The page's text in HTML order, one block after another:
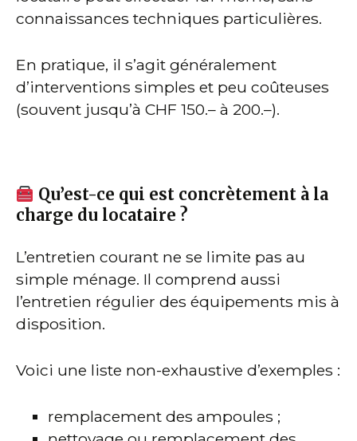
connaissances techniques particulières.
En pratique, il s’agit généralement
d’interventions simples et peu coûteuses
(souvent jusqu’à CHF 150.– à 200.–).
Qu’est-ce qui est concrètement à la
charge du locataire ?
L’entretien courant ne se limite pas au
simple ménage. Il comprend aussi
l’entretien régulier des équipements mis à
disposition.
Voici une liste non-exhaustive d’exemples :
remplacement des ampoules ;